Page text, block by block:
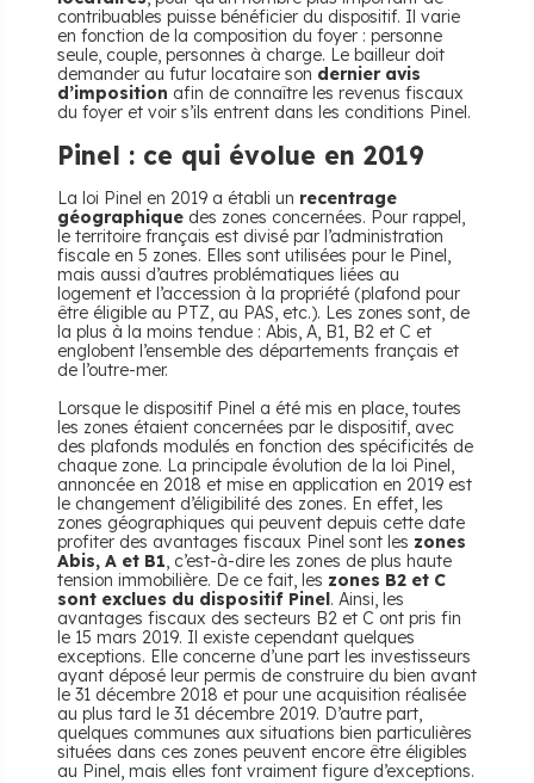
contribuables puisse bénéficier du dispositif. Il varie
en fonction de la composition du foyer : personne
seule, couple, personnes à charge. Le bailleur doit
demander au futur locataire son dernier avis
d’imposition afin de connaître les revenus fiscaux
du foyer et voir s’ils entrent dans les conditions Pinel.
Pinel : ce qui évolue en 2019
La loi Pinel en 2019 a établi un recentrage
géographique des zones concernées. Pour rappel,
le territoire français est divisé par l’administration
fiscale en 5 zones. Elles sont utilisées pour le Pinel,
mais aussi d’autres problématiques liées au
logement et l’accession à la propriété (plafond pour
être éligible au PTZ, au PAS, etc.). Les zones sont, de
la plus à la moins tendue : Abis, A, B1, B2 et C et
englobent l’ensemble des départements français et
de l’outre-mer.
Lorsque le dispositif Pinel a été mis en place, toutes
les zones étaient concernées par le dispositif, avec
des plafonds modulés en fonction des spécificités de
chaque zone. La principale évolution de la loi Pinel,
annoncée en 2018 et mise en application en 2019 est
le changement d’éligibilité des zones. En effet, les
zones géographiques qui peuvent depuis cette date
profiter des avantages fiscaux Pinel sont les zones
Abis, A et B1, c’est-à-dire les zones de plus haute
tension immobilière. De ce fait, les zones B2 et C
sont exclues du dispositif Pinel. Ainsi, les
avantages fiscaux des secteurs B2 et C ont pris fin
le 15 mars 2019. Il existe cependant quelques
exceptions. Elle concerne d’une part les investisseurs
ayant déposé leur permis de construire du bien avant
le 31 décembre 2018 et pour une acquisition réalisée
au plus tard le 31 décembre 2019. D’autre part,
quelques communes aux situations bien particulières
situées dans ces zones peuvent encore être éligibles
au Pinel, mais elles font vraiment figure d’exceptions.